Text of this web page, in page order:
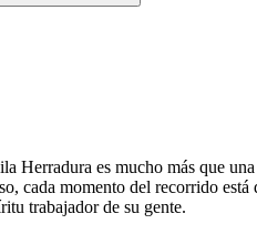
Herradura es mucho más que
cada momento del recorrido
trabajador de su gente.